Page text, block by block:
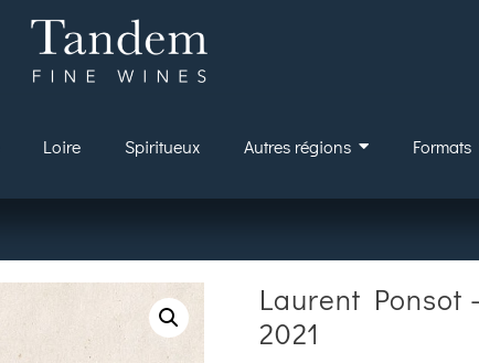
Loire Spiritueux Autres régions Formats
Laurent Ponsot
2021